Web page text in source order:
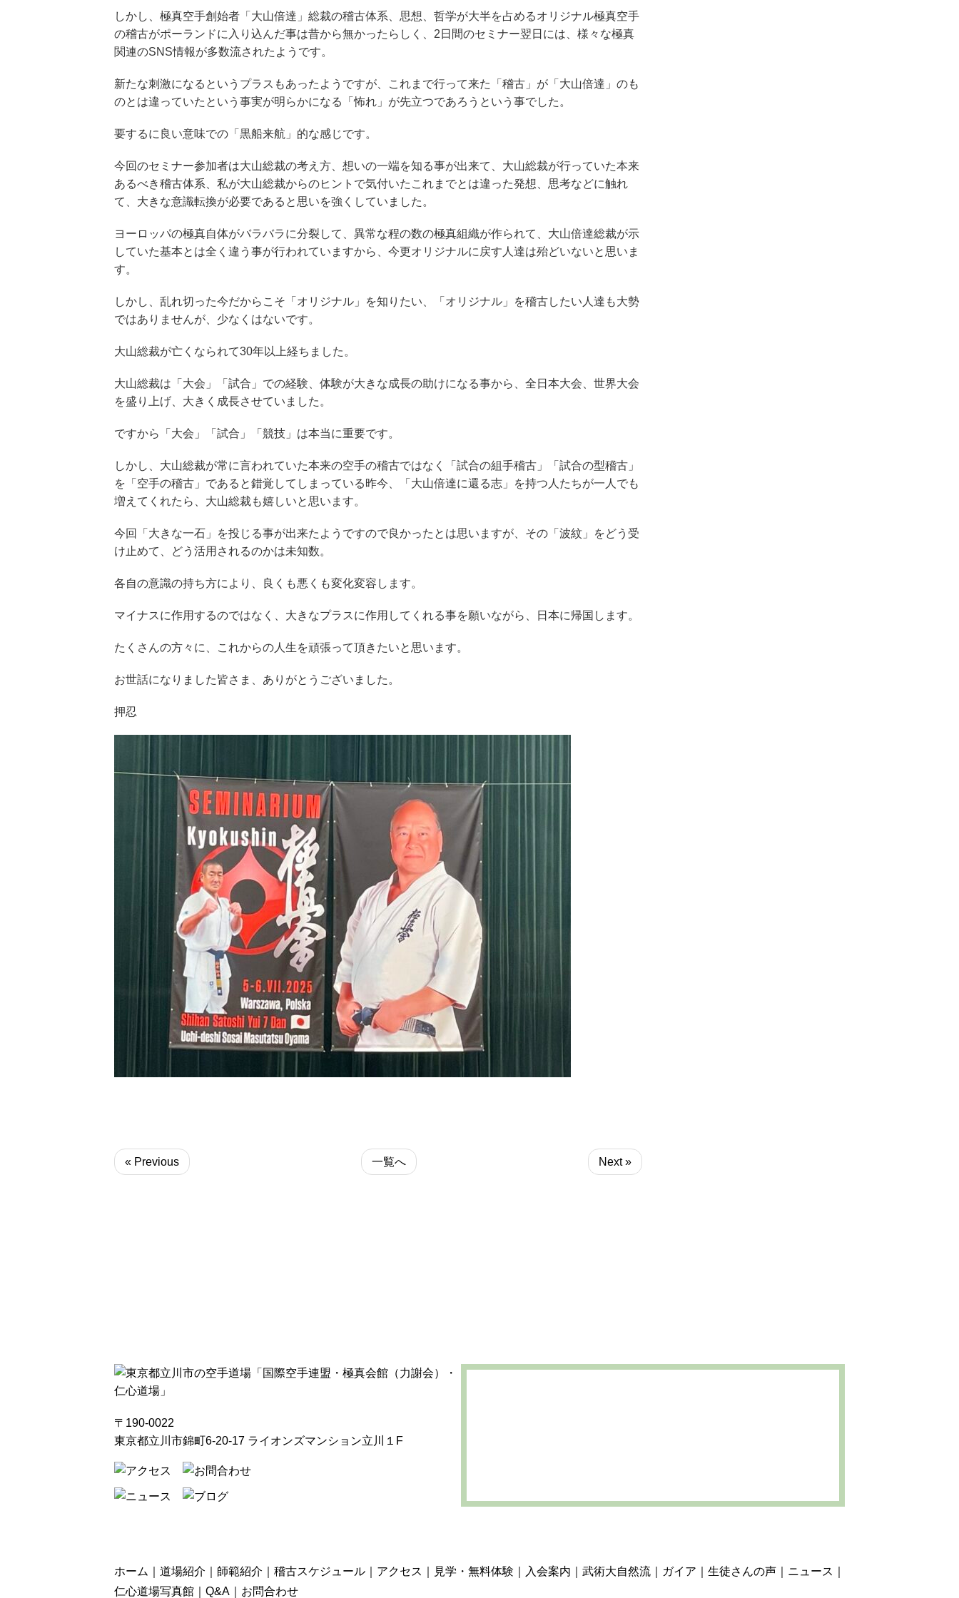
しかし、極真空手創始者「大山倍達」総裁の稽古体系、思想、哲学が大半を占めるオリジナル極真空手
の稽古がポーランドに入り込んだ事は昔から無かったらしく、2日間のセミナー翌日には、様々な極真
関連のSNS情報が多数流されたようです。
新たな刺激になるというプラスもあったようですが、これまで行って来た「稽古」が「大山倍達」のも
のとは違っていたという事実が明らかになる「怖れ」が先立つであろうという事でした。
要するに良い意味での「黒船来航」的な感じです。
今回のセミナー参加者は大山総裁の考え方、想いの一端を知る事が出来て、大山総裁が行っていた本来
あるべき稽古体系、私が大山総裁からのヒントで気付いたこれまでとは違った発想、思考などに触れ
て、大きな意識転換が必要であると思いを強くしていました。
ヨーロッパの極真自体がバラバラに分裂して、異常な程の数の極真組織が作られて、大山倍達総裁が示
していた基本とは全く違う事が行われていますから、今更オリジナルに戻す人達は殆どいないと思いま
す。
しかし、乱れ切った今だからこそ「オリジナル」を知りたい、「オリジナル」を稽古したい人達も大勢
ではありませんが、少なくはないです。
大山総裁が亡くなられて30年以上経ちました。
大山総裁は「大会」「試合」での経験、体験が大きな成長の助けになる事から、全日本大会、世界大会
を盛り上げ、大きく成長させていました。
ですから「大会」「試合」「競技」は本当に重要です。
しかし、大山総裁が常に言われていた本来の空手の稽古ではなく「試合の組手稽古」「試合の型稽古」
を「空手の稽古」であると錯覚してしまっている昨今、「大山倍達に還る志」を持つ人たちが一人でも
増えてくれたら、大山総裁も嬉しいと思います。
今回「大きな一石」を投じる事が出来たようですので良かったとは思いますが、その「波紋」をどう受
け止めて、どう活用されるのかは未知数。
各自の意識の持ち方により、良くも悪くも変化変容します。
マイナスに作用するのではなく、大きなプラスに作用してくれる事を願いながら、日本に帰国します。
たくさんの方々に、これからの人生を頑張って頂きたいと思います。
お世話になりました皆さま、ありがとうございました。
押忍
« Previous 一覧へ Next »
〒190-0022
東京都立川市錦町6-20-17 ライオンズマンション立川１F
ホーム 道場紹介 師範紹介 稽古スケジュール アクセス 見学・無料体験 入会案内 武術大自然流 ガイア 生徒さんの声
ニュース
仁心道場写真館
Q&A お問合わせ